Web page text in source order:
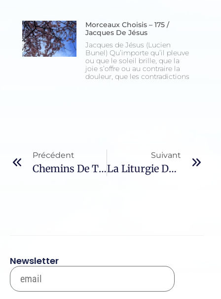
Morceaux Choisis – 175 /
Jacques De Jésus
Jacques de Jésus (Lucien
Bunel) Qu’importe qu’il pleuve
ou que le soleil brille, que la
joie s’offre ou au contraire la
douleur, que les contradictions
Précédent
Chemins De Traverse – 490 / Paul Claudel
Suivant
La Liturgie Des Heures – 35 / A None – III
Newsletter